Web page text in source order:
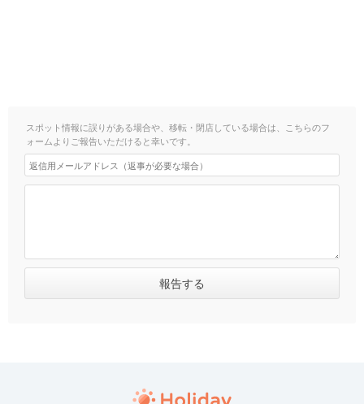
スポット情報に誤りがある場合や、移転・閉店している場合は、こちらのフ
ォームよりご報告いただけると幸いです。